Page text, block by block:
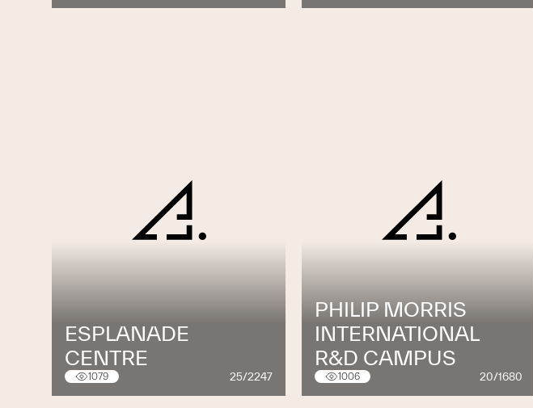
ESPLANADE
CENTRE
1079 25/2247
PHILIP MORRIS
INTERNATIONAL
R&D CAMPUS
1006 20/1680